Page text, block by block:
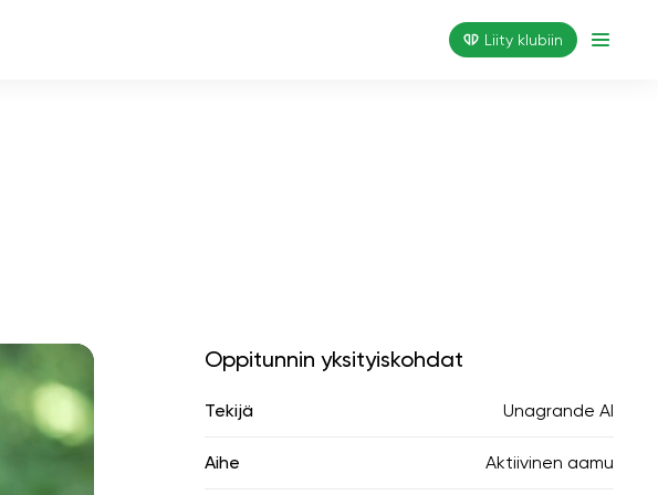
Liity klubiin
Oppitunnin yksityiskohdat
Tekijä Unagrande AI
Aihe Aktiivinen aamu